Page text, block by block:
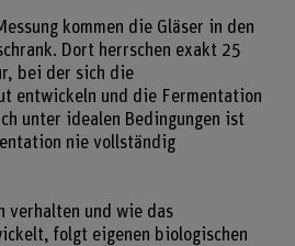
kommen die Gläser in den
Dort herrschen exakt 25
bei der sich die
entwickeln und die Fermentation
unter idealen Bedingungen ist
nie vollständig
verhalten und wie das
folgt eigenen biologischen